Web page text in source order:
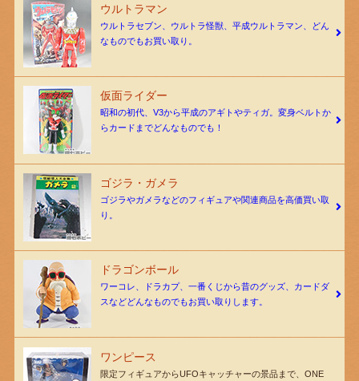
ウルトラマン
ウルトラセブン、ウルトラ怪獣、平成ウルトラマン、どん
なものでもお買い取り。
仮面ライダー
昭和の初代、V3から平成のアギトやティガ。変身ベルトか
らカードまでどんなものでも！
ゴジラ・ガメラ
ゴジラやガメラなどのフィギュアや関連商品を高価買い取
り。
ドラゴンボール
ワーコレ、ドラカプ、一番くじから昔のグッズ、カードダ
スなどどんなものでもお買い取りします。
ワンピース
限定フィギュアからUFOキャッチャーの景品まで、ONE